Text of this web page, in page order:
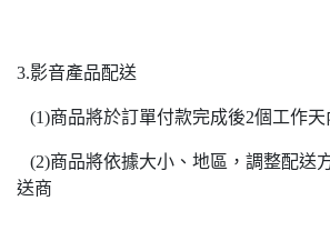
3.影音產品配送
(1)商品將於訂單付款完成後2個工作天
(2)商品將依據大小、地區，調整配送
送商